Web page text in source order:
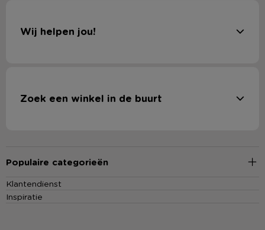
Wij helpen jou!
Zoek een winkel in de buurt
Populaire categorieën
Klantendienst
Inspiratie